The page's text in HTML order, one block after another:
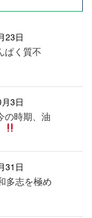
23日
ぱく質不
3日
の時期、油
31日
多志を極め